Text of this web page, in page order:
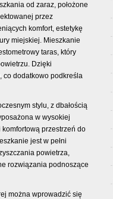
od zaraz, położone
przez
komfort, estetykę
miejskiej. Mieszkanie
taras, który
Dzięki
co dodatkowo podkreśla
stylu, z dbałością
w wysokiej
przestrzeń do
jest w pełni
powietrza,
rozwiązania podnoszące
można wprowadzić się